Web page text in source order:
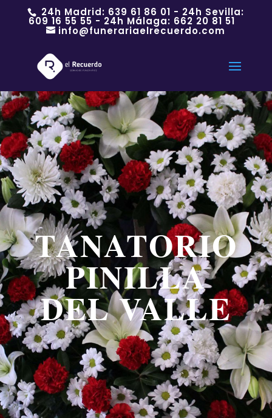
24h Madrid: 639 61 86 01 - 24h Sevilla:
609 16 55 55 - 24h Málaga: 662 20 81 51
info@funerariaelrecuerdo.com
TANATORIO
PINILLA
DEL VALLE